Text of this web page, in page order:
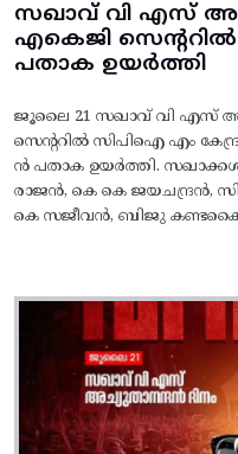
സഖാവ് വി എസ്
എകെജി
പതാക ഉയർത്തി
ജൂലൈ 21 സഖാവ് വി എസ്
സെന്ററിൽ സിപിഐ എം
ൻ പതാക ഉയർത്തി.
രാജൻ, കെ കെ ജയചന്ദ്രൻ,
കെ സജീവൻ, ബിജു